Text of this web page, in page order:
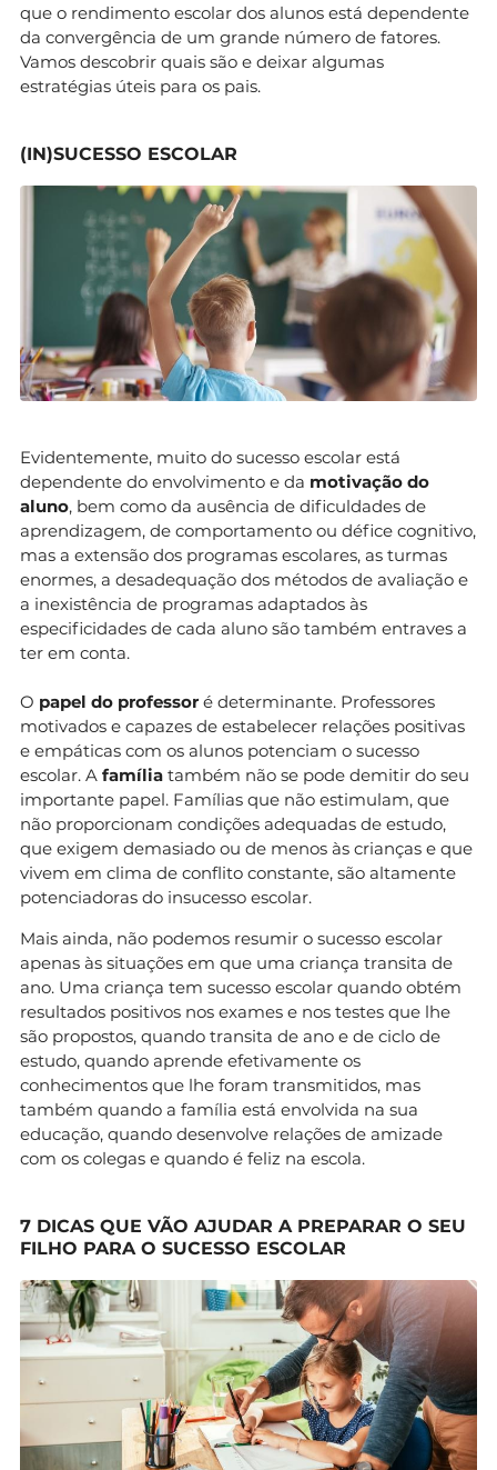
que o rendimento escolar dos alunos está dependente
da convergência de um grande número de fatores.
Vamos descobrir quais são e deixar algumas
estratégias úteis para os pais.
(IN)SUCESSO ESCOLAR
Evidentemente, muito do sucesso escolar está
dependente do envolvimento e da motivação do
aluno, bem como da ausência de dificuldades de
aprendizagem, de comportamento ou défice cognitivo,
mas a extensão dos programas escolares, as turmas
enormes, a desadequação dos métodos de avaliação e
a inexistência de programas adaptados às
especificidades de cada aluno são também entraves a
ter em conta.
O papel do professor é determinante. Professores
motivados e capazes de estabelecer relações positivas
e empáticas com os alunos potenciam o sucesso
escolar. A família também não se pode demitir do seu
importante papel. Famílias que não estimulam, que
não proporcionam condições adequadas de estudo,
que exigem demasiado ou de menos às crianças e que
vivem em clima de conflito constante, são altamente
potenciadoras do insucesso escolar.
Mais ainda, não podemos resumir o sucesso escolar
apenas às situações em que uma criança transita de
ano. Uma criança tem sucesso escolar quando obtém
resultados positivos nos exames e nos testes que lhe
são propostos, quando transita de ano e de ciclo de
estudo, quando aprende efetivamente os
conhecimentos que lhe foram transmitidos, mas
também quando a família está envolvida na sua
educação, quando desenvolve relações de amizade
com os colegas e quando é feliz na escola.
7 DICAS QUE VÃO AJUDAR A PREPARAR O SEU
FILHO PARA O SUCESSO ESCOLAR